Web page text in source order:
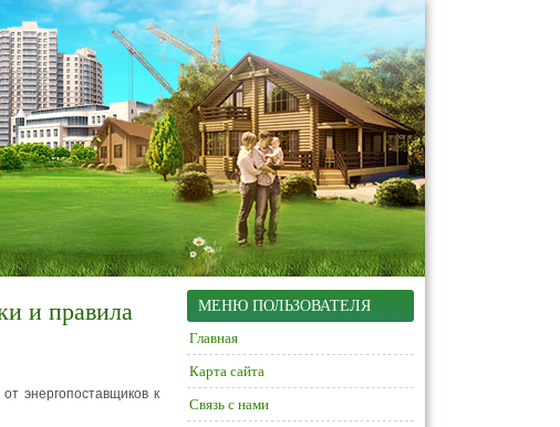
и правила
энергопоставщиков к
МЕНЮ ПОЛЬЗОВАТЕЛЯ
Главная
Карта сайта
Связь с нами